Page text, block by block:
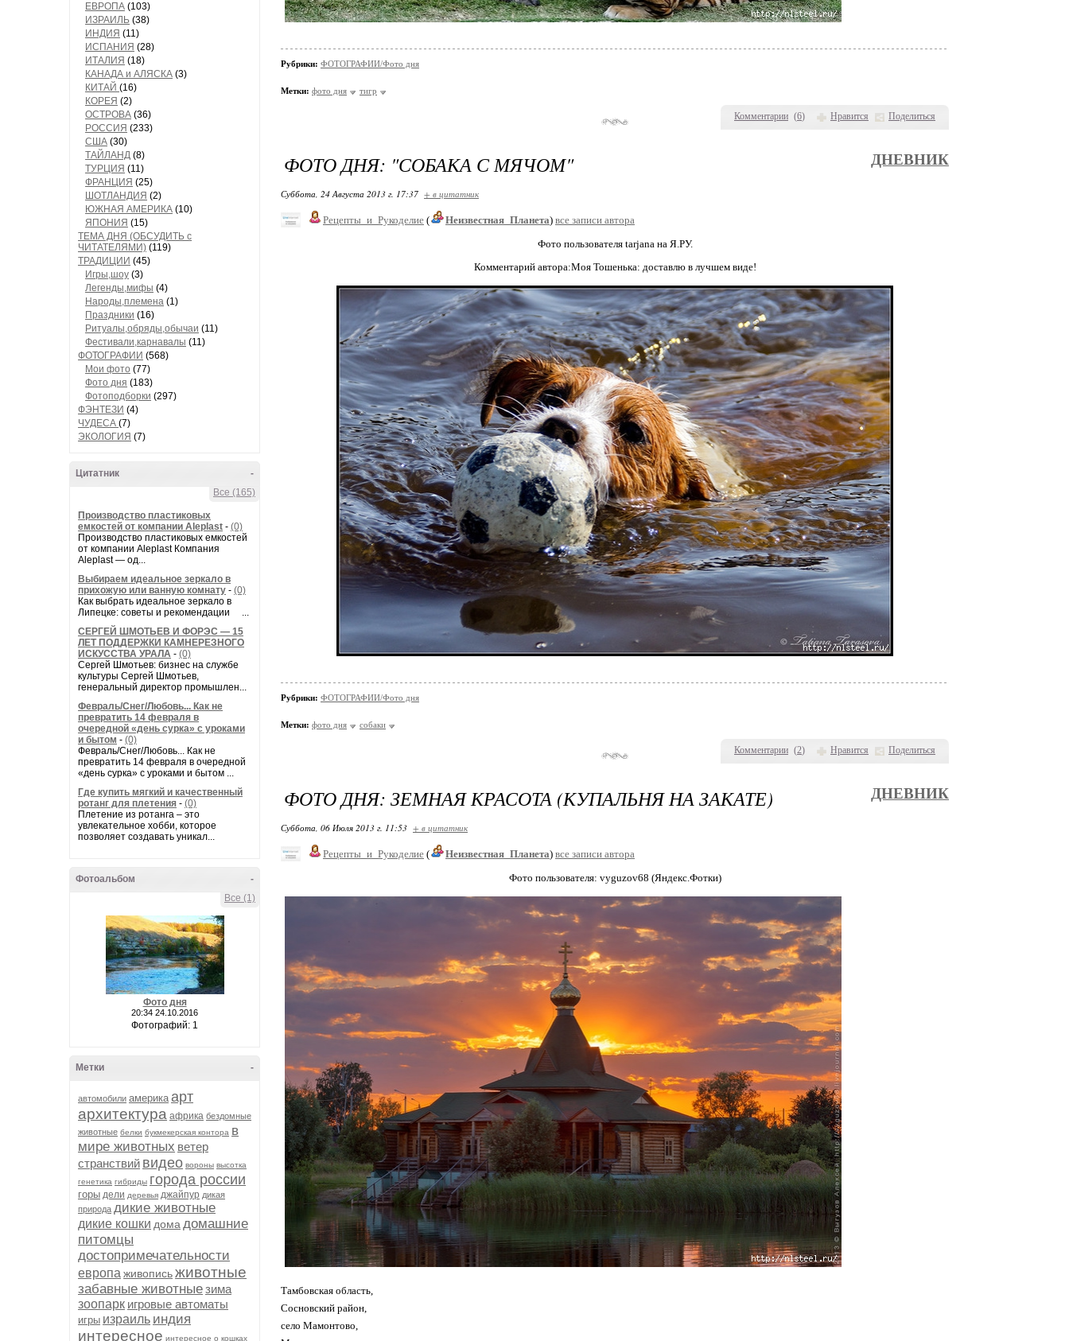
ЕВРОПА (103)
ИЗРАИЛЬ (38)
ИНДИЯ (11)
ИСПАНИЯ (28)
ИТАЛИЯ (18)
КАНАДА и АЛЯСКА (3)
КИТАЙ (16)
КОРЕЯ (2)
ОСТРОВА (36)
РОССИЯ (233)
США (30)
ТАЙЛАНД (8)
ТУРЦИЯ (11)
ФРАНЦИЯ (25)
ШОТЛАНДИЯ (2)
ЮЖНАЯ АМЕРИКА (10)
ЯПОНИЯ (15)
ТЕМА ДНЯ (ОБСУДИТЬ с
ЧИТАТЕЛЯМИ) (119)
ТРАДИЦИИ (45)
Игры,шоу (3)
Легенды,мифы (4)
Народы,племена (1)
Праздники (16)
Ритуалы,обряды,обычаи (11)
Фестивали,карнавалы (11)
ФОТОГРАФИИ (568)
Мои фото (77)
Фото дня (183)
Фотоподборки (297)
ФЭНТЕЗИ (4)
ЧУДЕСА (7)
ЭКОЛОГИЯ (7)
-
Цитатник
Все (165)
Производство пластиковых
емкостей от компании Aleplast - (0)
Производство пластиковых емкостей
от компании Aleplast Компания
Aleplast — од...
Выбираем идеальное зеркало в
прихожую или ванную комнату - (0)
Как выбрать идеальное зеркало в
Липецке: советы и рекомендации ...
СЕРГЕЙ ШМОТЬЕВ И ФОРЭС — 15
ЛЕТ ПОДДЕРЖКИ КАМНЕРЕЗНОГО
ИСКУССТВА УРАЛА - (0)
Сергей Шмотьев: бизнес на службе
культуры Сергей Шмотьев,
генеральный директор промышлен...
Февраль/Снег/Любовь... Как не
превратить 14 февраля в
очередной «день сурка» с уроками
и бытом - (0)
Февраль/Снег/Любовь... Как не
превратить 14 февраля в очередной
«день сурка» с уроками и бытом ...
Где купить мягкий и качественный
ротанг для плетения - (0)
Плетение из ротанга – это
увлекательное хобби, которое
позволяет создавать уникал...
-
Фотоальбом
Все (1)
Фото дня
20:34 24.10.2016
Фотографий: 1
-
Метки
автомобили америка арт
архитектура африка бездомные
животные белки букмекерская контора в
мире животных ветер
странствий видео вороны высотка
генетика гибриды города россии
горы дели деревья джайпур дикая
природа дикие животные
дикие кошки дома домашние
питомцы
достопримечательности
европа живописьживотные
забавные животныезима
зоопарк игровые автоматы
игры израиль индия
интересное интересное о кошках
Комментарии (6) Нравится Поделиться
Рубрики: ФОТОГРАФИИ/Фото дня
Метки: фото дня тигр
Комментарии (2) Нравится Поделиться
ФОТО ДНЯ: "СОБАКА С МЯЧОМ" ДНЕВНИК
Суббота, 24 Августа 2013 г. 17:37 + в цитатник
Рецепты_и_Рукоделие ( Неизвестная_Планета) все записи автора
Фото пользователя tarjana на Я.РУ.
Комментарий автора:Моя Тошенька: доставлю в лучшем виде!
Рубрики: ФОТОГРАФИИ/Фото дня
Метки: фото дня собаки
ФОТО ДНЯ: ЗЕМНАЯ КРАСОТА (КУПАЛЬНЯ НА ЗАКАТЕ) ДНЕВНИК
Суббота, 06 Июля 2013 г. 11:53 + в цитатник
Рецепты_и_Рукоделие ( Неизвестная_Планета) все записи автора
Фото пользователя: vyguzov68 (Яндекс.Фотки)
Тамбовская область,
Сосновский район,
село Мамонтово,